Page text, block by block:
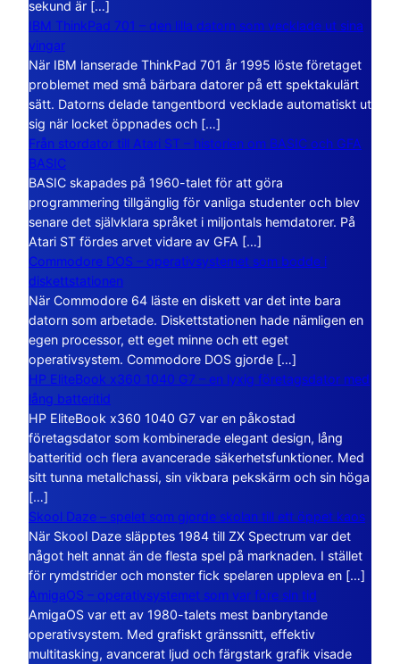
sekund är […]
IBM ThinkPad 701 – den lilla datorn som vecklade ut sina
vingar
När IBM lanserade ThinkPad 701 år 1995 löste företaget
problemet med små bärbara datorer på ett spektakulärt
sätt. Datorns delade tangentbord vecklade automatiskt ut
sig när locket öppnades och […]
Från stordator till Atari ST – historien om BASIC och GFA
BASIC
BASIC skapades på 1960-talet för att göra
programmering tillgänglig för vanliga studenter och blev
senare det självklara språket i miljontals hemdatorer. På
Atari ST fördes arvet vidare av GFA […]
Commodore DOS – operativsystemet som bodde i
diskettstationen
När Commodore 64 läste en diskett var det inte bara
datorn som arbetade. Diskettstationen hade nämligen en
egen processor, ett eget minne och ett eget
operativsystem. Commodore DOS gjorde […]
HP EliteBook x360 1040 G7 – en lyxig företagsdator med
lång batteritid
HP EliteBook x360 1040 G7 var en påkostad
företagsdator som kombinerade elegant design, lång
batteritid och flera avancerade säkerhetsfunktioner. Med
sitt tunna metallchassi, sin vikbara pekskärm och sin höga
[…]
Skool Daze – spelet som gjorde skolan till ett öppet kaos
När Skool Daze släpptes 1984 till ZX Spectrum var det
något helt annat än de flesta spel på marknaden. I stället
för rymdstrider och monster fick spelaren uppleva en […]
AmigaOS – operativsystemet som var före sin tid
AmigaOS var ett av 1980-talets mest banbrytande
operativsystem. Med grafiskt gränssnitt, effektiv
multitasking, avancerat ljud och färgstark grafik visade